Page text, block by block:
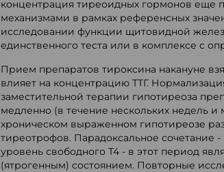
концентрация тиреоидных гормонов еще
механизмами в рамках референсных
исследовании функции щитовидной
единственного теста или в комплексе с
Прием препаратов тироксина накануне
влияет на концентрацию ТТГ.
заместительной терапии гипотиреоза
медленно (в течение нескольких недель и
хроническом выраженном гипотиреозе
тиреотрофов. Парадоксальное сочетание
уровень свободного Т4 - в этот период
(ятрогенным) состоянием. Повторные